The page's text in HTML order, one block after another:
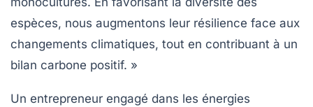
espèces, nous augmentons leur résilience face aux
changements climatiques, tout en contribuant à un
bilan carbone positif. »
Un entrepreneur engagé dans les énergies